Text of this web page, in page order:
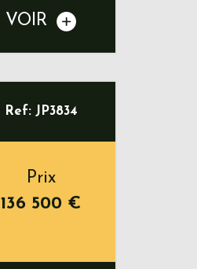
VOIR
Ref: JP3834
Prix
136 500 €